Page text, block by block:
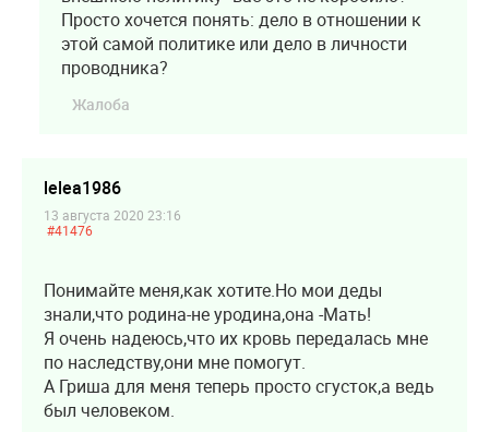
Просто хочется понять: дело в отношении к
этой самой политике или дело в личности
проводника?
Жалоба
lelea1986
13 августа 2020 23:16
#41476
Понимайте меня,как хотите.Но мои деды
знали,что родина-не уродина,она -Мать!
Я очень надеюсь,что их кровь передалась мне
по наследству,они мне помогут.
А Гриша для меня теперь просто сгусток,а ведь
был человеком.